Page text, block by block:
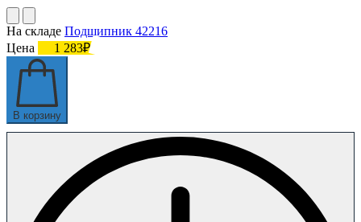
На складе Подшипник 42216
Цена
1 283₽
В корзину